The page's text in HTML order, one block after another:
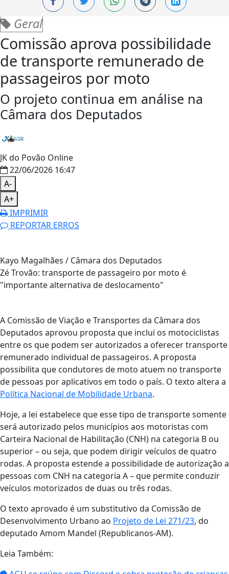
Geral
Comissão aprova possibilidade
de transporte remunerado de
passageiros por moto
O projeto continua em análise na
Câmara dos Deputados
JK do Povão Online
22/06/2026 16:47
A-
A+
IMPRIMIR
REPORTAR ERROS
Kayo Magalhães / Câmara dos Deputados
Zé Trovão: transporte de passageiro por moto é
"importante alternativa de deslocamento"
A Comissão de Viação e Transportes da Câmara dos
Deputados aprovou proposta que inclui os motociclistas
entre os que podem ser autorizados a oferecer transporte
remunerado individual de passageiros. A proposta
possibilita que condutores de moto atuem no transporte
de pessoas por aplicativos em todo o país. O texto altera a
Política Nacional de Mobilidade Urbana.
Hoje, a lei estabelece que esse tipo de transporte somente
será autorizado pelos municípios aos motoristas com
Carteira Nacional de Habilitação (CNH) na categoria B ou
superior – ou seja, que podem dirigir veículos de quatro
rodas. A proposta estende a possibilidade de autorização a
pessoas com CNH na categoria A – que permite conduzir
veículos motorizados de duas ou três rodas.
O texto aprovado é um substitutivo da Comissão de
Desenvolvimento Urbano ao Projeto de Lei 271/23, do
deputado Amom Mandel (Republicanos-AM).
Leia Também: